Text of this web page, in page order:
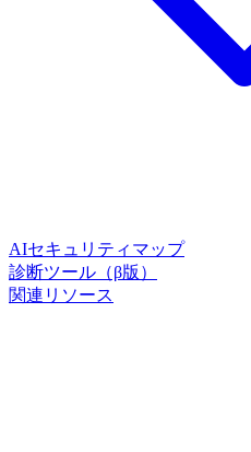
AIセキュリティマップ
診断ツール（β版）
関連リソース